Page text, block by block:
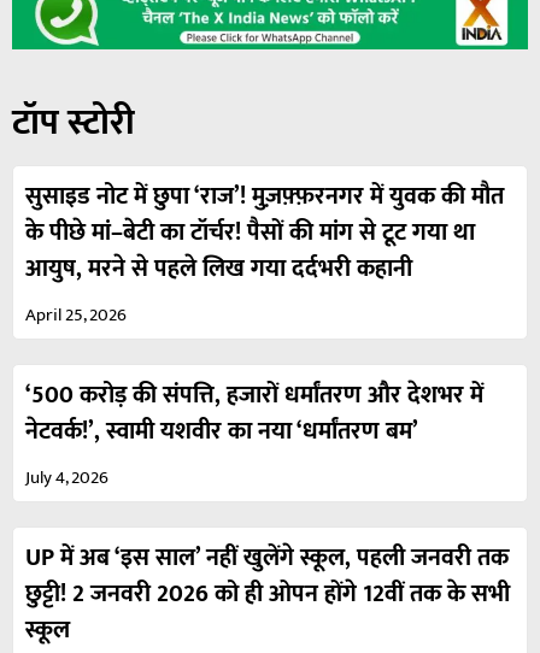
टॉप स्टोरी
सुसाइड नोट में छुपा ‘राज’! मुज़फ़्फ़रनगर में युवक की मौत
के पीछे मां–बेटी का टॉर्चर! पैसों की मांग से टूट गया था
आयुष, मरने से पहले लिख गया दर्दभरी कहानी
April 25, 2026
‘500 करोड़ की संपत्ति, हजारों धर्मांतरण और देशभर में
नेटवर्क!’, स्वामी यशवीर का नया ‘धर्मांतरण बम’
July 4, 2026
UP में अब ‘इस साल’ नहीं खुलेंगे स्कूल, पहली जनवरी तक
छुट्टी! 2 जनवरी 2026 को ही ओपन होंगे 12वीं तक के सभी
स्कूल